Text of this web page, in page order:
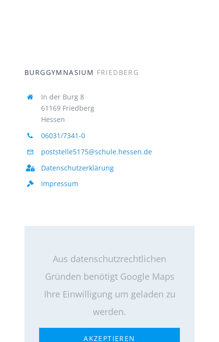
BURGGYMNASIUM FRIEDBERG
In der Burg 8
61169 Friedberg
Hessen
06031/7341-0
poststelle5175@schule.hessen.de
Datenschutzerklärung
Impressum
Aus datenschutzrechtlichen
Gründen benötigt Google Maps
Ihre Einwilligung um geladen zu
werden.
AKZEPTIEREN